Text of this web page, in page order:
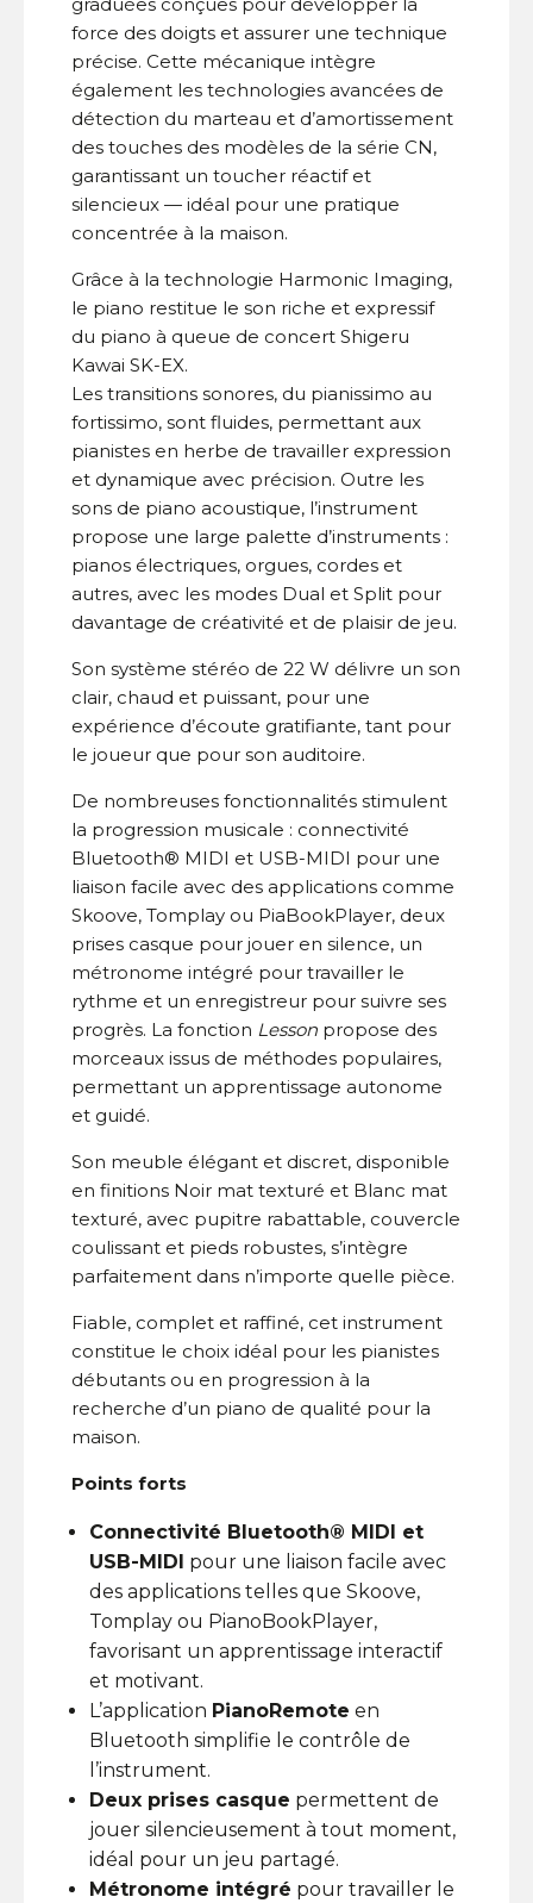
force des doigts et assurer une technique
précise. Cette mécanique intègre
également les technologies avancées de
détection du marteau et d’amortissement
des touches des modèles de la série CN,
garantissant un toucher réactif et
silencieux — idéal pour une pratique
concentrée à la maison.
Grâce à la technologie Harmonic Imaging,
le piano restitue le son riche et expressif
du piano à queue de concert Shigeru
Kawai SK-EX.
Les transitions sonores, du pianissimo au
fortissimo, sont fluides, permettant aux
pianistes en herbe de travailler expression
et dynamique avec précision. Outre les
sons de piano acoustique, l’instrument
propose une large palette d’instruments :
pianos électriques, orgues, cordes et
autres, avec les modes Dual et Split pour
davantage de créativité et de plaisir de jeu.
Son système stéréo de 22 W délivre un son
clair, chaud et puissant, pour une
expérience d’écoute gratifiante, tant pour
le joueur que pour son auditoire.
De nombreuses fonctionnalités stimulent
la progression musicale : connectivité
Bluetooth® MIDI et USB-MIDI pour une
liaison facile avec des applications comme
Skoove, Tomplay ou PiaBookPlayer, deux
prises casque pour jouer en silence, un
métronome intégré pour travailler le
rythme et un enregistreur pour suivre ses
progrès. La fonction Lesson propose des
morceaux issus de méthodes populaires,
permettant un apprentissage autonome
et guidé.
Son meuble élégant et discret, disponible
en finitions Noir mat texturé et Blanc mat
texturé, avec pupitre rabattable, couvercle
coulissant et pieds robustes, s’intègre
parfaitement dans n’importe quelle pièce.
Fiable, complet et raffiné, cet instrument
constitue le choix idéal pour les pianistes
débutants ou en progression à la
recherche d’un piano de qualité pour la
maison.
Points forts
Connectivité Bluetooth® MIDI et
USB-MIDI pour une liaison facile avec
des applications telles que Skoove,
Tomplay ou PianoBookPlayer,
favorisant un apprentissage interactif
et motivant.
L’application PianoRemote en
Bluetooth simplifie le contrôle de
l’instrument.
Deux prises casque permettent de
jouer silencieusement à tout moment,
idéal pour un jeu partagé.
Métronome intégré pour travailler le